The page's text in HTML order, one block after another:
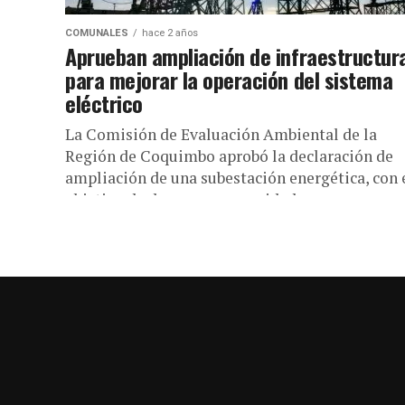
COMUNALES hace 2 años
Aprueban ampliación de
para mejorar la operación del sistema
eléctrico
La Comisión de Evaluación Ambiental de la
Región de Coquimbo aprobó la declaración de
ampliación de una subestación energética, con
objetivo de dar mayor seguridad,...